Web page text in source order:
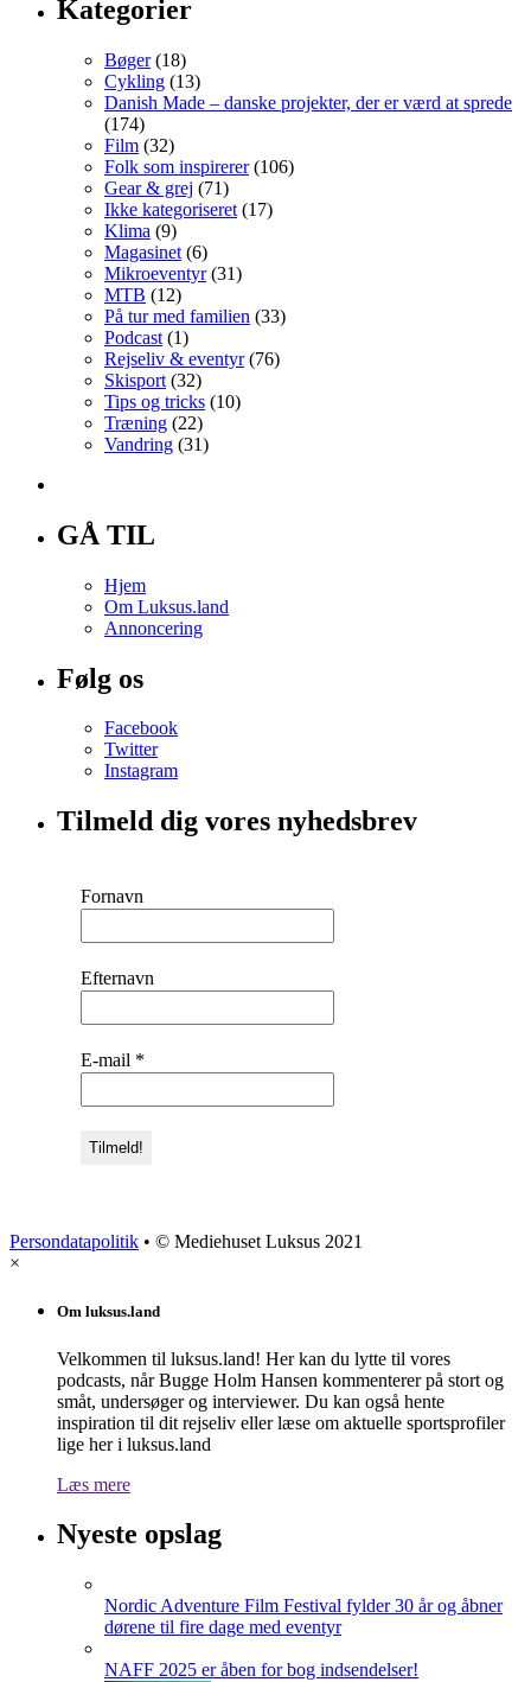
Kategorier
Bøger(18)
Cykling (13)
Danish Made – danske projekter, der er værd at sprede
(174)
Film (32)
Folk som inspirerer(106)
Gear & grej (71)
Ikke kategoriseret (17)
Klima (9)
Magasinet (6)
Mikroeventyr(31)
MTB (12)
På tur med familien (33)
Podcast (1)
Rejseliv & eventyr(76)
Skisport (32)
Tips og tricks (10)
Træning (22)
Vandring (31)
GÅ TIL
Hjem
Om Luksus.land
Annoncering
Følg os
Facebook
Twitter
Instagram
Tilmeld dig vores nyhedsbrev
Fornavn
Efternavn
E-mail *
Persondatapolitik • © Mediehuset Luksus 2021
×
Om luksus.land
Velkommen til luksus.land! Her kan du lytte til vores
podcasts, når Bugge Holm Hansen kommenterer på stort og
småt, undersøger og interviewer. Du kan også hente
inspiration til dit rejseliv eller læse om aktuelle sportsprofiler
lige her i luksus.land
Læs mere
Nyeste opslag
Nordic Adventure Film Festival fylder 30 år og åbner
dørene til fire dage med eventyr
NAFF 2025 er åben for bog indsendelser!